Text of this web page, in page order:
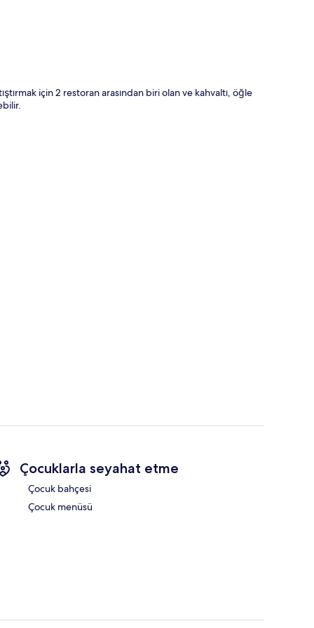
için 2 restoran arasından biri olan ve kahvaltı, öğle
Çocuklarla seyahat etme
Çocuk bahçesi
Çocuk menüsü